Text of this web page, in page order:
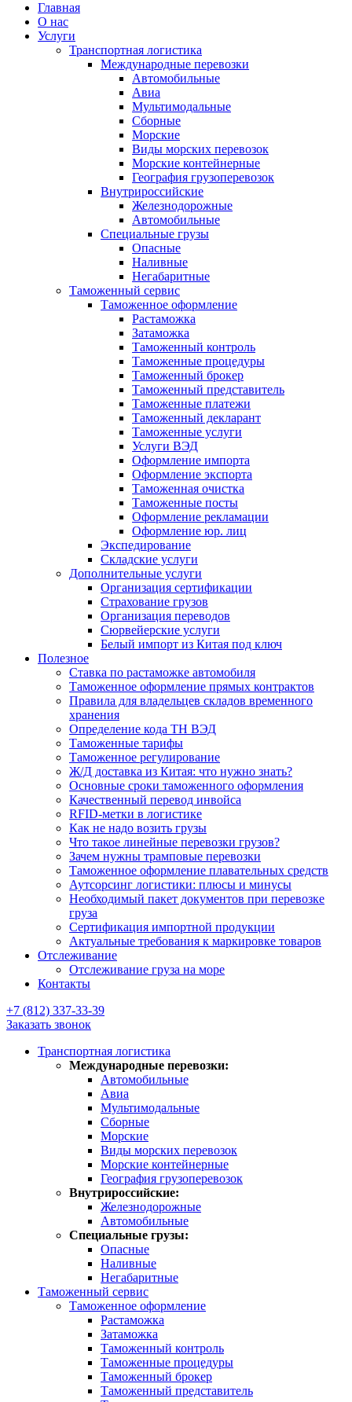
Главная
О нас
Услуги
Транспортная логистика
Международные перевозки
Автомобильные
Авиа
Мультимодальные
Сборные
Морские
Виды морских перевозок
Морские контейнерные
География грузоперевозок
Внутрироссийские
Железнодорожные
Автомобильные
Специальные грузы
Опасные
Наливные
Негабаритные
Таможенный сервис
Таможенное оформление
Растаможка
Затаможка
Таможенный контроль
Таможенные процедуры
Таможенный брокер
Таможенный представитель
Таможенные платежи
Таможенный декларант
Таможенные услуги
Услуги ВЭД
Оформление импорта
Оформление экспорта
Таможенная очистка
Таможенные посты
Оформление рекламации
Оформление юр. лиц
Экспедирование
Складские услуги
Дополнительные услуги
Организация сертификации
Страхование грузов
Организация переводов
Сюрвейерские услуги
Белый импорт из Китая под ключ
Полезное
Ставка по растаможке автомобиля
Таможенное оформление прямых контрактов
Правила для владельцев складов временного
хранения
Определение кода ТН ВЭД
Таможенные тарифы
Таможенное регулирование
Ж/Д доставка из Китая: что нужно знать?
Основные сроки таможенного оформления
Качественный перевод инвойса
RFID-метки в логистике
Как не надо возить грузы
Что такое линейные перевозки грузов?
Зачем нужны трамповые перевозки
Таможенное оформление плавательных средств
Аутсорсинг логистики: плюсы и минусы
Необходимый пакет документов при перевозке
груза
Cертификация импортной продукции
Актуальные требования к маркировке товаров
Отслеживание
Отслеживание груза на море
Контакты
+7 (812) 337-33-39
Заказать звонок
Транспортная логистика
Международные перевозки:
Автомобильные
Авиа
Мультимодальные
Сборные
Морские
Виды морских перевозок
Морские контейнерные
География грузоперевозок
Внутрироссийские:
Железнодорожные
Автомобильные
Специальные грузы:
Опасные
Наливные
Негабаритные
Таможенный сервис
Таможенное оформление
Растаможка
Затаможка
Таможенный контроль
Таможенные процедуры
Таможенный брокер
Таможенный представитель